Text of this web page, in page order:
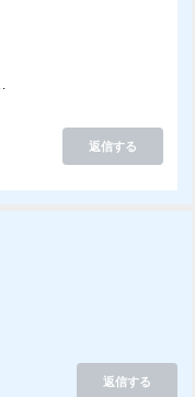
返信する
返信する